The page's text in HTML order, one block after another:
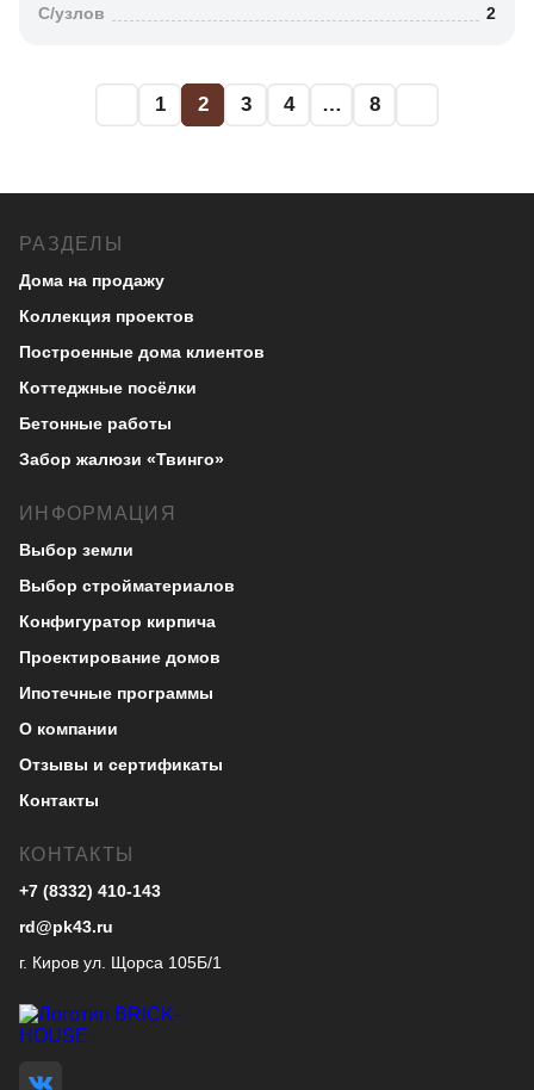
C/узлов
2
1 2 3 4 … 8
РАЗДЕЛЫ
Дома на продажу
Коллекция проектов
Построенные дома клиентов
Коттеджные посёлки
Бетонные работы
Забор жалюзи «Твинго»
ИНФОРМАЦИЯ
Выбор земли
Выбор стройматериалов
Конфигуратор кирпича
Проектирование домов
Ипотечные программы
О компании
Отзывы и сертификаты
Контакты
КОНТАКТЫ
+7 (8332) 410-143
rd@pk43.ru
г. Киров ул. Щорса 105Б/1